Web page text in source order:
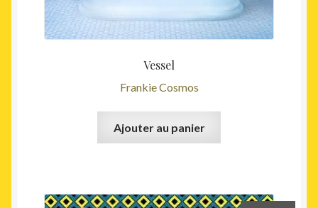
Vessel
Frankie Cosmos
Ajouter au panier